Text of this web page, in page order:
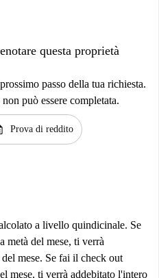
questa proprietà
passo della tua richiesta.
può essere completata.
Prova di reddito
a livello quindicinale. Se
metà del mese, ti verrà
mese. Se fai il check out
mese, ti verrà addebitato l'intero